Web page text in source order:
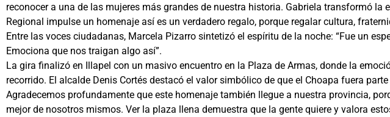
reconocer a una de las mujeres más grandes de nuestra historia. Gabriela transformó
Regional impulse un homenaje así es un verdadero regalo, porque regalar cultura,
Entre las voces ciudadanas, Marcela Pizarro sintetizó el espíritu de la noche: “Fue un
Emociona que nos traigan algo así”.
La gira finalizó en Illapel con un masivo encuentro en la Plaza de Armas, donde la
recorrido. El alcalde Denis Cortés destacó el valor simbólico de que el Choapa fuera
Agradecemos profundamente que este homenaje también llegue a nuestra provincia,
mejor de nosotros mismos. Ver la plaza llena demuestra que la gente quiere y valora